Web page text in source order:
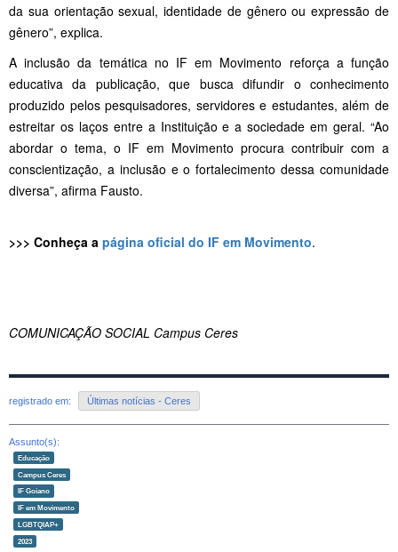
da sua orientação sexual, identidade de gênero ou expressão de
gênero”, explica.
A inclusão da temática no IF em Movimento reforça a função
educativa da publicação, que busca difundir o conhecimento
produzido pelos pesquisadores, servidores e estudantes, além de
estreitar os laços entre a Instituição e a sociedade em geral. “Ao
abordar o tema, o IF em Movimento procura contribuir com a
conscientização, a inclusão e o fortalecimento dessa comunidade
diversa”, afirma Fausto.
>>> Conheça a página oficial do IF em Movimento.
COMUNICAÇÃO SOCIAL Campus Ceres
registrado em: Últimas notícias - Ceres
Assunto(s):
Educação
Campus Ceres
IF Goiano
IF em Movimento
LGBTQIAP+
2023